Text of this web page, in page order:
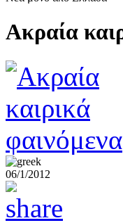
Ακραία
06/1/2012